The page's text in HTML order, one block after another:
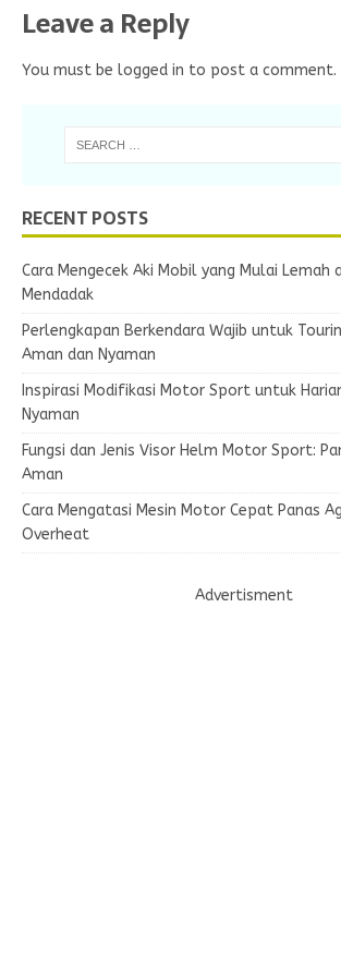
Leave a Reply
You must be logged in to post a comment.
RECENT POSTS
Cara Mengecek Aki Mobil yang Mulai Lemah
Mendadak
Perlengkapan Berkendara Wajib untuk
Aman dan Nyaman
Inspirasi Modifikasi Motor Sport untuk
Nyaman
Fungsi dan Jenis Visor Helm Motor Sport:
Aman
Cara Mengatasi Mesin Motor Cepat Panas
Overheat
Advertisment